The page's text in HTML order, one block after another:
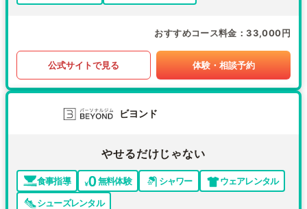
おすすめコース料金 33,000円
公式サイトで見る 体験・相談予約
ビヨンド
やせるだけじゃない
食事指導 無料体験 シャワー
ウェアレンタル
シューズレンタル